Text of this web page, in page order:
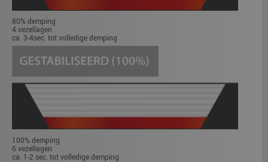
80% demping
4 vezellagen
ca. 3-4sec. tot volledige demping
100% demping
6 vezellagen
ca. 1-2 sec. tot volledige demping